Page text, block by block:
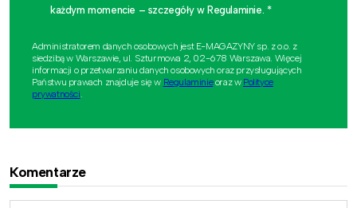
każdym momencie – szczegóły w Regulaminie. *
Administratorem danych osobowych jest E-MAGAZYNY sp. z o.o. z
siedzibą w Warszawie, ul. Szturmowa 2, 02-678 Warszawa. Więcej
informacji o przetwarzaniu danych osobowych oraz przysługujących
Państwu prawach znajduje się w Regulaminieoraz w Polityce
prywatności.
Komentarze